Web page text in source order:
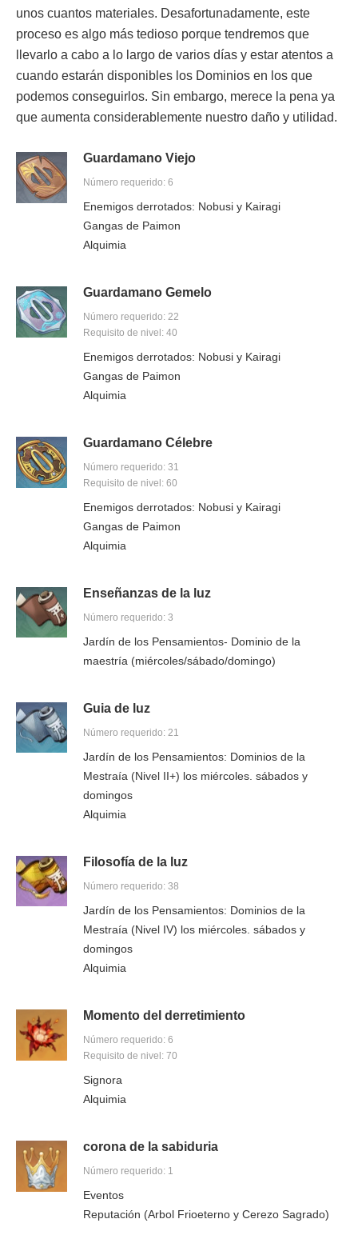
unos cuantos materiales. Desafortunadamente, este
proceso es algo más tedioso porque tendremos que
llevarlo a cabo a lo largo de varios días y estar atentos a
cuando estarán disponibles los Dominios en los que
podemos conseguirlos. Sin embargo, merece la pena ya
que aumenta considerablemente nuestro daño y utilidad.
Guardamano Viejo
Número requerido: 6
Enemigos derrotados: Nobusi y Kairagi
Gangas de Paimon
Alquimia
Guardamano Gemelo
Número requerido: 22
Requisito de nivel: 40
Enemigos derrotados: Nobusi y Kairagi
Gangas de Paimon
Alquimia
Guardamano Célebre
Número requerido: 31
Requisito de nivel: 60
Enemigos derrotados: Nobusi y Kairagi
Gangas de Paimon
Alquimia
Enseñanzas de la luz
Número requerido: 3
Jardín de los Pensamientos- Dominio de la
maestría (miércoles/sábado/domingo)
Guia de luz
Número requerido: 21
Jardín de los Pensamientos: Dominios de la
Mestraía (Nivel II+) los miércoles. sábados y
domingos
Alquimia
Filosofía de la luz
Número requerido: 38
Jardín de los Pensamientos: Dominios de la
Mestraía (Nivel IV) los miércoles. sábados y
domingos
Alquimia
Momento del derretimiento
Número requerido: 6
Requisito de nivel: 70
Signora
Alquimia
corona de la sabiduria
Número requerido: 1
Eventos
Reputación (Arbol Frioeterno y Cerezo Sagrado)